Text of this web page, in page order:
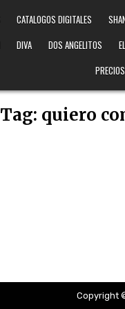
CATALOGOS DIGITALES
DIVA DOS ANGELITOS
Tag: quiero
Copyright